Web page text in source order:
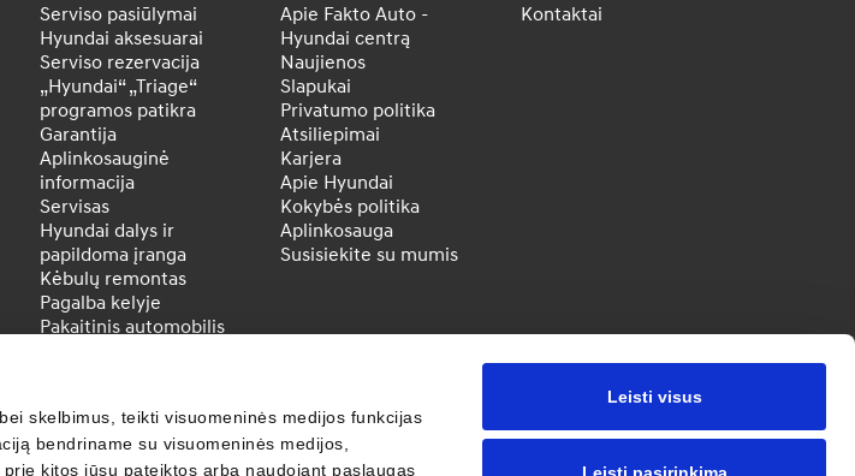
skelbimus, teikti visuomeninės medijos funkcijas
bendriname su visuomeninės medijos,
kitos jūsų pateiktos arba naudojant paslaugas
Leisti visus
Serviso pasiūlymai
Hyundai aksesuarai
Serviso rezervacija
„Hyundai“ „Triage“
programos patikra
Garantija
Aplinkosauginė
informacija
Servisas
Hyundai dalys ir
papildoma įranga
Kėbulų remontas
Pagalba kelyje
Pakaitinis automobilis
priežiūros intervalai
MapCare – žemėlapių
atnaujinimas
Apie Fakto Auto -
Hyundai centrą
Naujienos
Slapukai
Privatumo politika
Atsiliepimai
Karjera
Apie Hyundai
Kokybės politika
Aplinkosauga
Susisiekite su mumis
Kontaktai